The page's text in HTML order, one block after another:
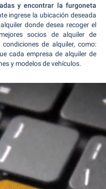
y encontrar la furgoneta
ingrese la ubicación deseada
donde desea recoger el
socios de alquiler de
de alquiler, como:
cada empresa de alquiler de
y modelos de vehículos.